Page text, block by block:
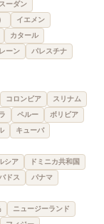
ーダン
イエメン
カタール
ーン
パレスチナ
コロンビア
スリナム
ペルー ボリビア
キューバ
シア
ドミニカ共和国
ドス
パナマ
ニュージーランド